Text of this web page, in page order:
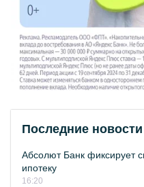
Последние новости
Абсолют Банк фиксирует
ипотеку
16:20